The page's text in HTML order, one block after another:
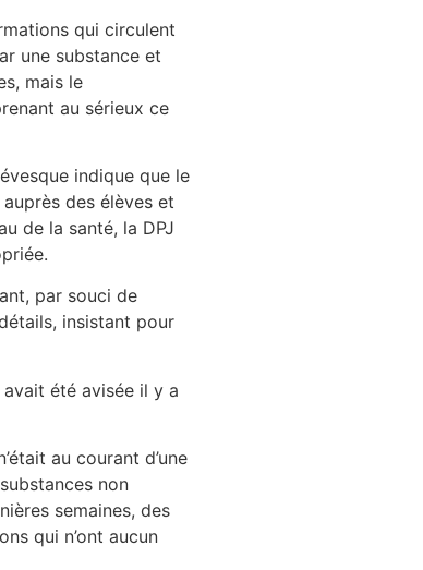
qui circulent
une substance et
mais le
au sérieux ce
indique que le
des élèves et
de la santé, la DPJ
par souci de
insistant pour
été avisée il y a
au courant d’une
non
semaines, des
qui n’ont aucun